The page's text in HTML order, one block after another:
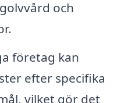
och
företag kan
efter specifika
vilket gör det